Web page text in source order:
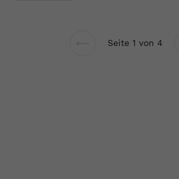
Vorherige
Seite 1 von 4